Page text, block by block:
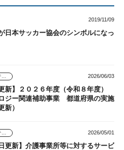
2019/11/09
日本サッカー協会のシンボルになっ
2026/06/03
新】２０２６年度（令和８年度）
ジー関連補助事業 都道府県の実施
新）
2026/05/01
更新】介護事業所等に対するサービ